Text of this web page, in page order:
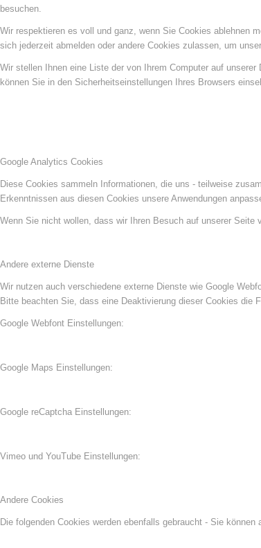
besuchen.
Wir respektieren es voll und ganz, wenn Sie Cookies ablehnen
sich jederzeit abmelden oder andere Cookies zulassen, um
Wir stellen Ihnen eine Liste der von Ihrem Computer auf
können Sie in den Sicherheitseinstellungen Ihres Browsers
Google Analytics Cookies
Diese Cookies sammeln Informationen, die uns - teilweise
Erkenntnissen aus diesen Cookies unsere Anwendungen
Wenn Sie nicht wollen, dass wir Ihren Besuch auf unserer
Andere externe Dienste
Wir nutzen auch verschiedene externe Dienste wie Google
Bitte beachten Sie, dass eine Deaktivierung dieser Cookies die
Google Webfont Einstellungen:
Google Maps Einstellungen:
Google reCaptcha Einstellungen:
Vimeo und YouTube Einstellungen:
Andere Cookies
Die folgenden Cookies werden ebenfalls gebraucht - Sie